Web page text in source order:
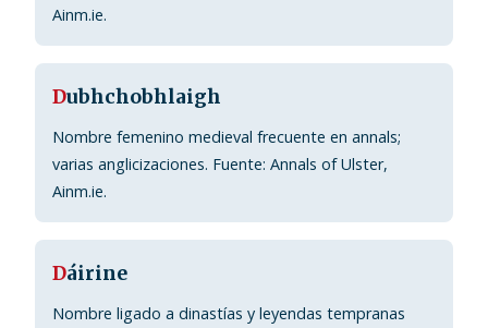
Ainm.ie.
Dubhchobhlaigh
Nombre femenino medieval frecuente en annals;
varias anglicizaciones. Fuente: Annals of Ulster,
Ainm.ie.
Dáirine
Nombre ligado a dinastías y leyendas tempranas